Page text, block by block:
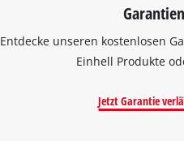
Garantien
Entdecke unseren kostenlosen
Einhell Produkte
Jetzt Garantie